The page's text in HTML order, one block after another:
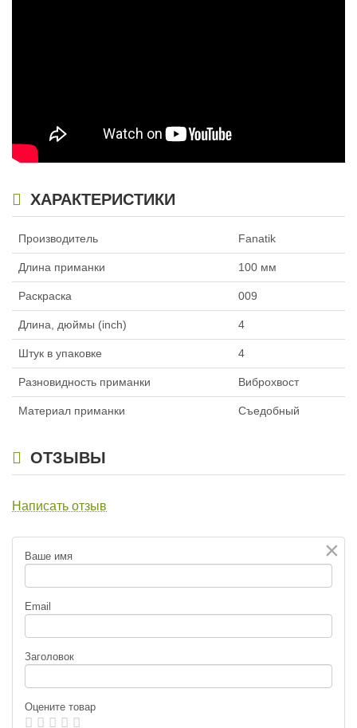
ХАРАКТЕРИСТИКИ
Производитель Fanatik
Длина приманки 100 мм
Раскраска 009
Длина, дюймы (inch) 4
Штук в упаковке 4
Разновидность приманки Виброхвост
Материал приманки Съедобный
ОТЗЫВЫ
Написать отзыв
×
Ваше имя
Email
Заголовок
Оцените товар